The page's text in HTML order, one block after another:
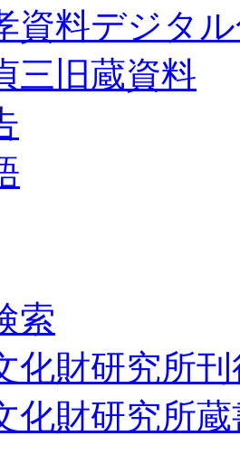
資料デジタ
三旧蔵資料
索
化財研究所
化財研究所